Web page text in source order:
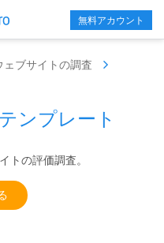
無料アカウント
ェブサイトの調査
ンプレート
トの評価調査。